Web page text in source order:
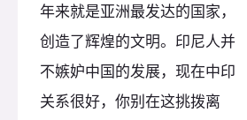
年来就是亚洲最发达的国家，
创造了辉煌的文明。印尼人并
不嫉妒中国的发展，现在中印
关系很好，你别在这挑拨离